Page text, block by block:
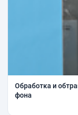
Обработка и
фона